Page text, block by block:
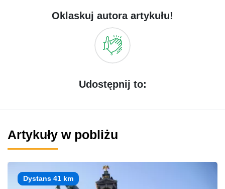
Oklaskuj autora artykułu!
Udostępnij to:
Artykuły w pobliżu
Dystans 41 km